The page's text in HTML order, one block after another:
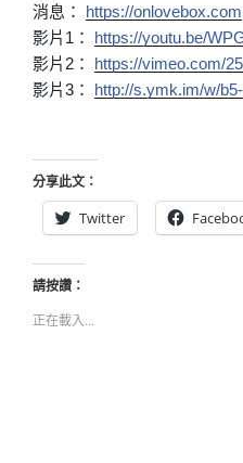
消息： https://onlovebox.com
影片1： https://youtu.be/
影片2： https://vimeo.com/
影片3： http://s.ymk.im/w/
分享此文：
Twitter
請按讚：
正在載入...